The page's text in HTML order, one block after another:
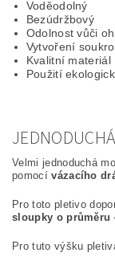
Voděodolný
Bezúdržbový
Odolnost vůči
Vytvoření
Kvalitní materiál
Použití
Velmi jednoduchá
pomocívázacího
Pro toto pletivo
sloupky o průměru
Pro tuto výšku